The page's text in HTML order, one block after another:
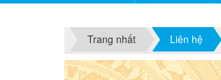
Trang nhất
Liên hệ